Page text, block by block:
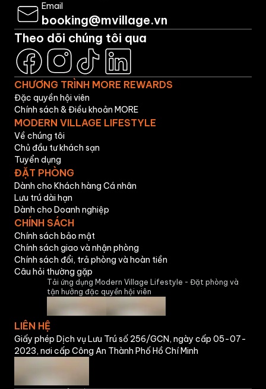
Email
booking@mvillage.vn
Theo dõi chúng tôi qua
CHƯƠNG TRÌNH MORE REWARDS
Đặc quyền hội viên
Chính sách & Điều khoản MORE
MODERN VILLAGE LIFESTYLE
Về chúng tôi
Chủ đầu tư khách sạn
Tuyển dụng
ĐẶT PHÒNG
Dành cho Khách hàng Cá nhân
Lưu trú dài hạn
Dành cho Doanh nghiệp
CHÍNH SÁCH
Chính sách bảo mật
Chính sách giao và nhận phòng
Chính sách đổi, trả phòng và hoàn tiền
Câu hỏi thường gặp
Tải ứng dụng Modern Village Lifestyle - Đặt phòng và
tận hưởng đặc quyền hội viên
LIÊN HỆ
Giấy phép Dịch vụ Lưu Trú số 256/GCN, ngày cấp 05-07-
2023, nơi cấp Công An Thành Phố Hồ Chí Minh